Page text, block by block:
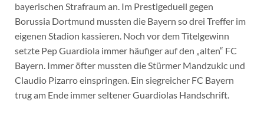
bayerischen Strafraum an. Im Prestigeduell gegen
Borussia Dortmund mussten die Bayern so drei Treffer im
eigenen Stadion kassieren. Noch vor dem Titelgewinn
setzte Pep Guardiola immer häufiger auf den „alten“ FC
Bayern. Immer öfter mussten die Stürmer Mandzukic und
Claudio Pizarro einspringen. Ein siegreicher FC Bayern
trug am Ende immer seltener Guardiolas Handschrift.